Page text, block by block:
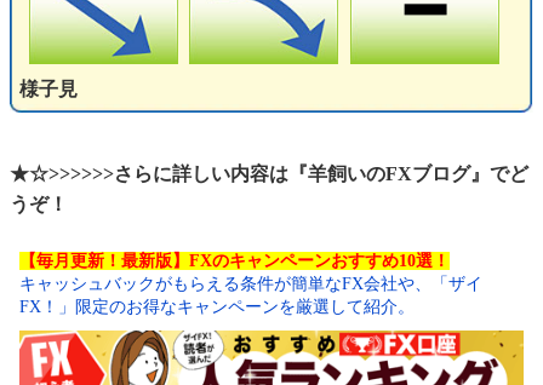
様子見
★☆>>>>>>さらに詳しい内容は『羊飼いのFXブログ』でど
うぞ！
【毎月更新！最新版】FXのキャンペーンおすすめ10選！
キャッシュバックがもらえる条件が簡単なFX会社や、「ザイ
FX！」限定のお得なキャンペーンを厳選して紹介。